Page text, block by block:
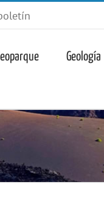
Geología